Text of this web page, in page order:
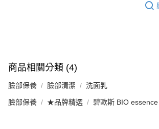
商品相關分類 (4)
臉部保養 臉部清潔 洗面乳
臉部保養 ★品牌精選 碧歐斯 BIO essence